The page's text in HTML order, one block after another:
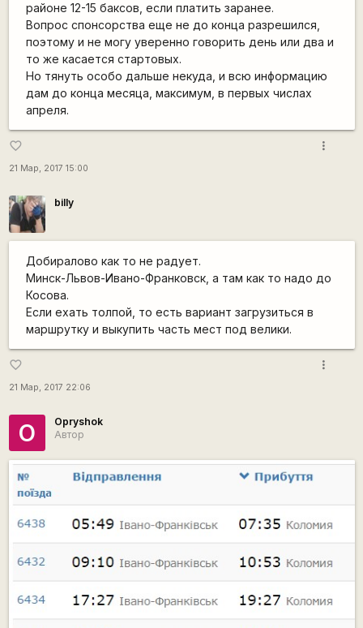
районе 12-15 баксов, если платить заранее.
Вопрос спонсорства еще не до конца разрешился,
поэтому и не могу уверенно говорить день или два и
то же касается стартовых.
Но тянуть особо дальше некуда, и всю информацию
дам до конца месяца, максимум, в первых числах
апреля.
favorite_border
21 Мар, 2017 15:00
more_vert
billy
Добиралово как то не радует.
Минск-Львов-Ивано-Франковск, а там как то надо до
Косова.
Если ехать толпой, то есть вариант загрузиться в
маршрутку и выкупить часть мест под велики.
favorite_border
21 Мар, 2017 22:06
more_vert
O
Opryshok
Автор